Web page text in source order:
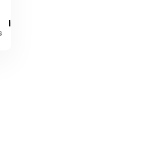
Inscrito